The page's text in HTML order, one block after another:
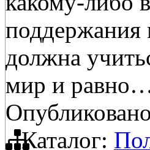
поддержания
должна
мир и
Каталог: